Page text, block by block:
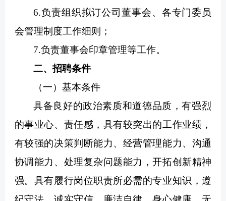
6.负责组织拟订公司董事会、各专门委员
会管理制度工作细则；
7.负责董事会印章管理等工作。
二、招聘条件
（一）基本条件
具备良好的政治素质和道德品质，有强烈
的事业心、责任感，具有较突出的工作业绩，
有较强的决策判断能力、经营管理能力、沟通
协调能力、处理复杂问题能力，开拓创新精神
强。具有履行岗位职责所必需的专业知识，遵